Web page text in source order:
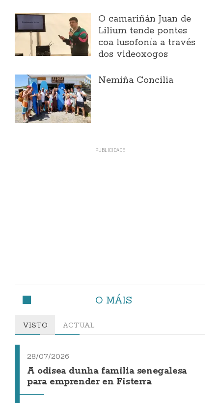
O camariñán Juan de
Lilium tende pontes
coa lusofonía a través
dos videoxogos
Nemiña Concilia
O MÁIS
VISTO ACTUAL
28/07/2026
A odisea dunha familia senegalesa
para emprender en Fisterra